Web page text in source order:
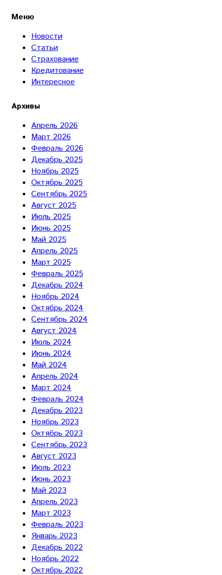
Меню
Новости
Статьи
Страхование
Кредитование
Интересное
Архивы
Апрель 2026
Март 2026
Февраль 2026
Декабрь 2025
Ноябрь 2025
Октябрь 2025
Сентябрь 2025
Август 2025
Июль 2025
Июнь 2025
Май 2025
Апрель 2025
Март 2025
Февраль 2025
Декабрь 2024
Ноябрь 2024
Октябрь 2024
Сентябрь 2024
Август 2024
Июль 2024
Июнь 2024
Май 2024
Апрель 2024
Март 2024
Февраль 2024
Декабрь 2023
Ноябрь 2023
Октябрь 2023
Сентябрь 2023
Август 2023
Июль 2023
Июнь 2023
Май 2023
Апрель 2023
Март 2023
Февраль 2023
Январь 2023
Декабрь 2022
Ноябрь 2022
Октябрь 2022